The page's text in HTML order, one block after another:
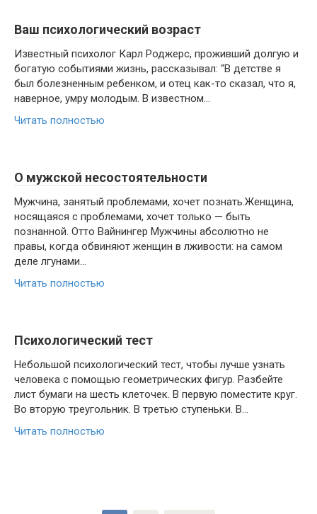
Ваш психологический возраст
Известный психолог Карл Роджерс, проживший долгую и
богатую событиями жизнь, рассказывал: “В детстве я
был болезненным ребенком, и отец как-то сказал, что я,
наверное, умру молодым. В известном...
Читать полностью
О мужской несостоятельности
Мужчина, занятый проблемами, хочет познать.Женщина,
носящаяся с проблемами, хочет только — быть
познанной. Отто Вайнингер Мужчины абсолютно не
правы, когда обвиняют женщин в лживости: на самом
деле лгунами...
Читать полностью
Психологический тест
Небольшой психологический тест, чтобы лучше узнать
человека с помощью геометрических фигур. Разбейте
лист бумаги на шесть клеточек. В первую поместите круг.
Во вторую треугольник. В третью ступеньки. В...
Читать полностью